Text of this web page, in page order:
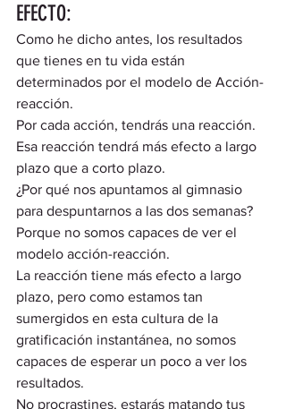
EFECTO:
Como he dicho antes, los resultados
que tienes en tu vida están
determinados por el modelo de Acción-
reacción.
Por cada acción, tendrás una reacción.
Esa reacción tendrá más efecto a largo
plazo que a corto plazo.
¿Por qué nos apuntamos al gimnasio
para despuntarnos a las dos semanas?
Porque no somos capaces de ver el
modelo acción-reacción.
La reacción tiene más efecto a largo
plazo, pero como estamos tan
sumergidos en esta cultura de la
gratificación instantánea, no somos
capaces de esperar un poco a ver los
resultados.
No procrastines, estarás matando tus